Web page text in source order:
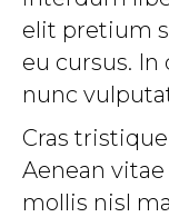
elit pretium
eu cursus.
nunc
Cras
Aenean
mollis nisl